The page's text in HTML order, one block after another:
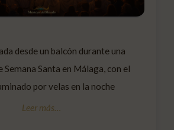
desde un balcón durante una
Semana Santa en Málaga, con el
por velas en la noche